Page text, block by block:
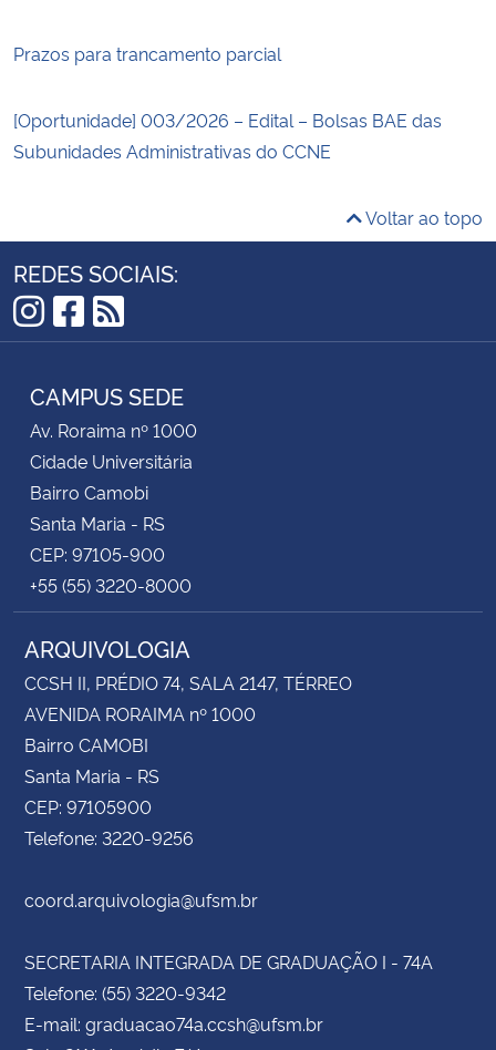
Prazos para trancamento parcial
[Oportunidade] 003/2026 – Edital – Bolsas BAE das
Subunidades Administrativas do CCNE
Voltar ao topo
REDES SOCIAIS:
Instagram
Facebook
RSS
CAMPUS SEDE
Av. Roraima nº 1000
Cidade Universitária
Bairro Camobi
Santa Maria - RS
CEP: 97105-900
+55 (55) 3220-8000
ARQUIVOLOGIA
CCSH II, PRÉDIO 74, SALA 2147, TÉRREO
AVENIDA RORAIMA nº 1000
Bairro CAMOBI
Santa Maria - RS
CEP: 97105900
Telefone: 3220-9256
coord.arquivologia@ufsm.br
SECRETARIA INTEGRADA DE GRADUAÇÃO I - 74A
Telefone: (55) 3220-9342
E-mail: graduacao74a.ccsh@ufsm.br